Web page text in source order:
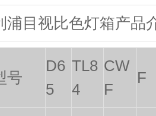
浦目视比色灯箱产品
号
D6
5
TL8
4
CW
F
F